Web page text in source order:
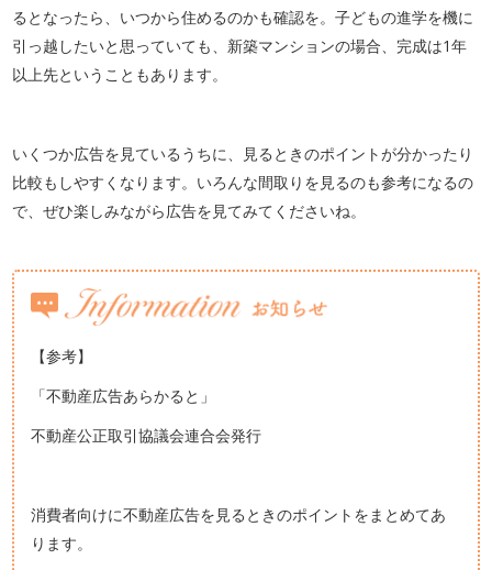
るとなったら、いつから住めるのかも確認を。子どもの進学を機に
引っ越したいと思っていても、新築マンションの場合、完成は1年
以上先ということもあります。
いくつか広告を見ているうちに、見るときのポイントが分かったり
比較もしやすくなります。いろんな間取りを見るのも参考になるの
で、ぜひ楽しみながら広告を見てみてくださいね。
【参考】
「不動産広告あらかると」
不動産公正取引協議会連合会発行
消費者向けに不動産広告を見るときのポイントをまとめてあ
ります。